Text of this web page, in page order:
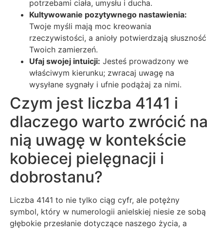
potrzebami ciała, umysłu i ducha.
Kultywowanie pozytywnego nastawienia:
Twoje myśli mają moc kreowania
rzeczywistości, a anioły potwierdzają słuszność
Twoich zamierzeń.
Ufaj swojej intuicji: Jesteś prowadzony we
właściwym kierunku; zwracaj uwagę na
wysyłane sygnały i ufnie podążaj za nimi.
Czym jest liczba 4141 i
dlaczego warto zwrócić na
nią uwagę w kontekście
kobiecej pielęgnacji i
dobrostanu?
Liczba 4141 to nie tylko ciąg cyfr, ale potężny
symbol, który w numerologii anielskiej niesie ze sobą
głębokie przesłanie dotyczące naszego życia, a